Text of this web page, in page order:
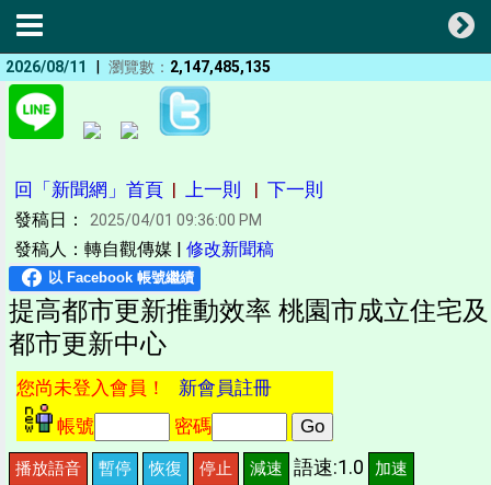
2026/08/11 | 瀏覽數： 2,147,485,135
回「新聞網」首頁 | 上一則 | 下一則
發稿日： 2025/04/01 09:36:00 PM
發稿人：轉自觀傳媒 | 修改新聞稿
提高都市更新推動效率 桃園市成立住宅及
都市更新中心
您尚未登入會員！ 新會員註冊
帳號
密碼
播放語音 暫停 恢復 停止 減速 語速:1.0 加速